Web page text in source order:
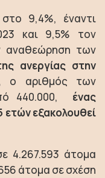
9,4%, έναντι
και 9,5% τον
αναθεώρηση των
ανεργίας στην
ο αριθμός των
440.000, ένας
εξακολουθεί
4.267.593 άτομα
άτομα σε σχέση